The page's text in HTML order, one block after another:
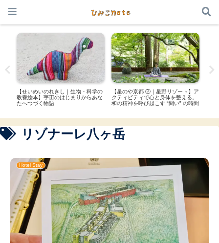
【せいめいのれきし｜生物・科学の
教養絵本】宇宙のはじまりからあな
たへつづく物語
【星のや京都 ②｜星野リゾート】ア
クティビティで心と身体を整える。
和の精神を呼び起こす “問い” の時間
リゾナーレ八ヶ岳
Hotel Stay